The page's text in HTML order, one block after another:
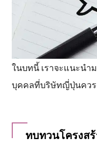
ในบทนี้ เราจะแนะน
บุคคลที่บริษัทญี่ปุ่นควร
ทบทวนโครงส